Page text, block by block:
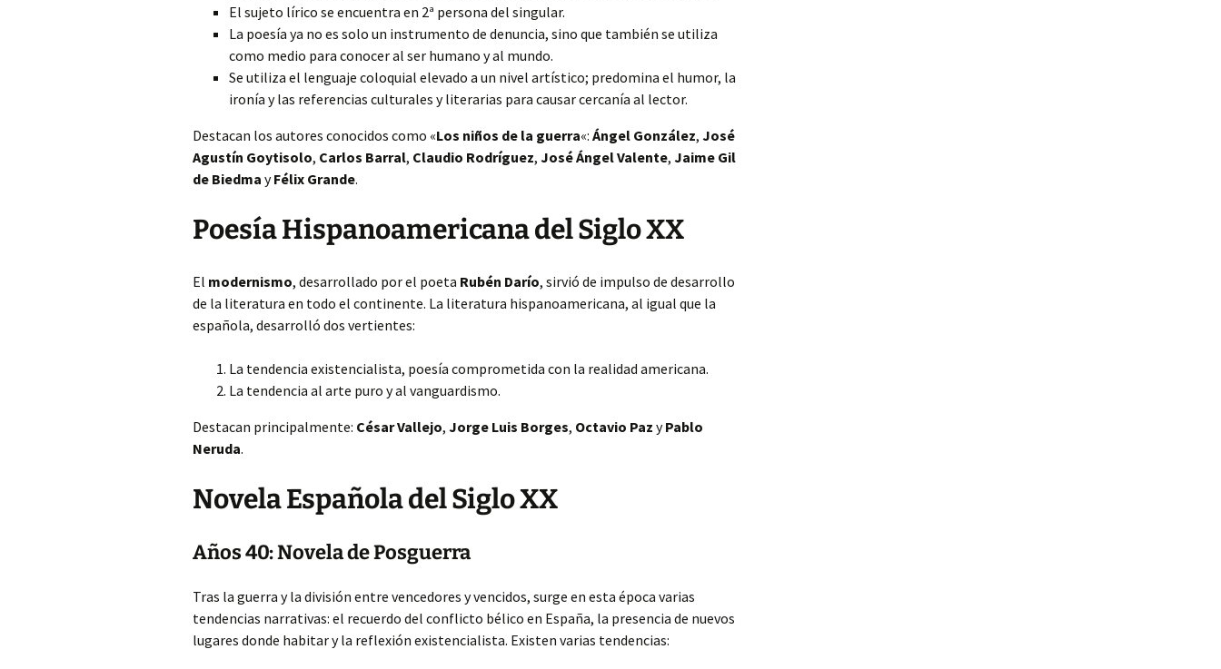
El sujeto lírico se encuentra en 2ª persona del singular.
La poesía ya no es solo un instrumento de denuncia, sino que también se utiliza
como medio para conocer al ser humano y al mundo.
Se utiliza el lenguaje coloquial elevado a un nivel artístico; predomina el humor, la
ironía y las referencias culturales y literarias para causar cercanía al lector.
Destacan los autores conocidos como «Los niños de la guerra«: Ángel González, José
Agustín Goytisolo, Carlos Barral, Claudio Rodríguez, José Ángel Valente, Jaime Gil
de Biedma yFélix Grande.
Poesía Hispanoamericana del Siglo XX
El modernismo, desarrollado por el poeta Rubén Darío, sirvió de impulso de desarrollo
de la literatura en todo el continente. La literatura hispanoamericana, al igual que la
española, desarrolló dos vertientes:
La tendencia existencialista, poesía comprometida con la realidad americana.
La tendencia al arte puro y al vanguardismo.
Destacan principalmente: César Vallejo, Jorge Luis Borges, Octavio Paz yPablo
Neruda.
Novela Española del Siglo XX
Años 40: Novela de Posguerra
Tras la guerra y la división entre vencedores y vencidos, surge en esta época varias
tendencias narrativas: el recuerdo del conflicto bélico en España, la presencia de nuevos
lugares donde habitar y la reflexión existencialista. Existen varias tendencias: